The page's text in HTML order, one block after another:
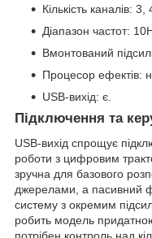
Кількість каналів: 3,
Діапазон частот:
Вмонтований
Процесор ефектів:
USB-вихід: є.
Підключення та
USB-вихід спрощує
роботи з цифровим
зручна для базового
джерелами, а пасивний
систему з окремим
робить модель